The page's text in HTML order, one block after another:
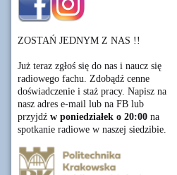
ZOSTAŃ JEDNYM Z NAS !!
Już teraz zgłoś się do nas i naucz się
radiowego fachu. Zdobądź cenne
doświadczenie i staż pracy. Napisz na
nasz adres e-mail lub na FB lub
przyjdź w poniedziałek o 20:00 na
spotkanie radiowe w naszej siedzibie.